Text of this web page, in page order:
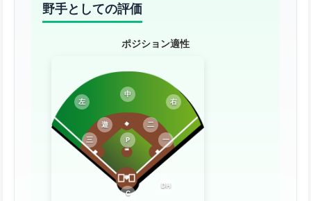
野手としての評価
ポジション適性
P
C
一
二
三
遊
左
中
右
DH